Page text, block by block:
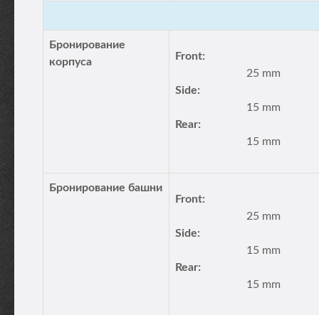
Бронирование
корпуса
Front:
25 mm
Side:
15 mm
Rear:
15 mm
Бронирование башни
Front:
25 mm
Side:
15 mm
Rear:
15 mm